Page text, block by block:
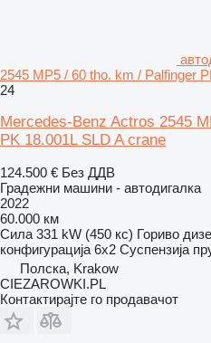
2545 MP5 / 60 tho. km / Palfinger
24
Mercedes-Benz Actros 2545
PK 18.001L SLD A crane
124.500 € Без ДДВ
Градежни машини - автодигалка
2022
60.000 км
Сила 331 kW (450 кс) Гориво
конфигурација 6x2 Суспензија
Полска, Krakow
CIEZAROWKI.PL
Контактирајте го продавачот